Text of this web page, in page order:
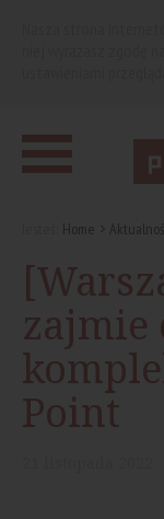
Home
zajmie
Point